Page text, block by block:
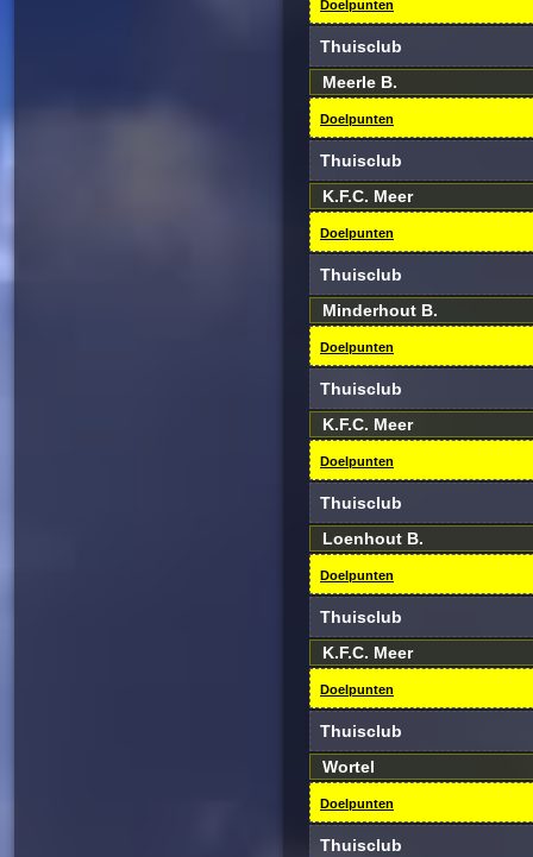
Doelpunten
Thuisclub
Meerle B.
Doelpunten
Thuisclub
K.F.C. Meer
Doelpunten
Thuisclub
Minderhout B.
Doelpunten
Thuisclub
K.F.C. Meer
Doelpunten
Thuisclub
Loenhout B.
Doelpunten
Thuisclub
K.F.C. Meer
Doelpunten
Thuisclub
Wortel
Doelpunten
Thuisclub